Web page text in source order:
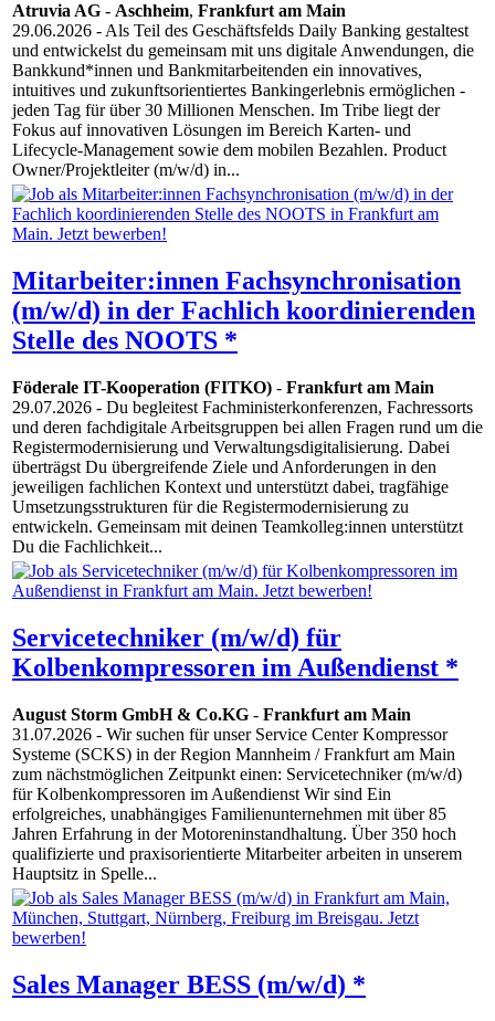
Atruvia AG - Aschheim, Frankfurt am Main
29.06.2026 - Als Teil des Geschäftsfelds Daily Banking gestaltest
und entwickelst du gemeinsam mit uns digitale Anwendungen, die
Bankkund*innen und Bankmitarbeitenden ein innovatives,
intuitives und zukunftsorientiertes Bankingerlebnis ermöglichen -
jeden Tag für über 30 Millionen Menschen. Im Tribe liegt der
Fokus auf innovativen Lösungen im Bereich Karten- und
Lifecycle-Management sowie dem mobilen Bezahlen. Product
Owner/Projektleiter (m/w/d) in...
Mitarbeiter:innen Fachsynchronisation
(m/w/d) in der Fachlich koordinierenden
Stelle des NOOTS *
Föderale IT-Kooperation (FITKO) - Frankfurt am Main
29.07.2026 - Du begleitest Fachministerkonferenzen, Fachressorts
und deren fachdigitale Arbeitsgruppen bei allen Fragen rund um die
Registermodernisierung und Verwaltungsdigitalisierung. Dabei
überträgst Du übergreifende Ziele und Anforderungen in den
jeweiligen fachlichen Kontext und unterstützt dabei, tragfähige
Umsetzungsstrukturen für die Registermodernisierung zu
entwickeln. Gemeinsam mit deinen Teamkolleg:innen unterstützt
Du die Fachlichkeit...
Servicetechniker (m/w/d) für
Kolbenkompressoren im Außendienst *
August Storm GmbH & Co.KG - Frankfurt am Main
31.07.2026 - Wir suchen für unser Service Center Kompressor
Systeme (SCKS) in der Region Mannheim / Frankfurt am Main
zum nächstmöglichen Zeitpunkt einen: Servicetechniker (m/w/d)
für Kolbenkompressoren im Außendienst Wir sind Ein
erfolgreiches, unabhängiges Familienunternehmen mit über 85
Jahren Erfahrung in der Motoreninstandhaltung. Über 350 hoch
qualifizierte und praxisorientierte Mitarbeiter arbeiten in unserem
Hauptsitz in Spelle...
Sales Manager BESS (m/w/d) *